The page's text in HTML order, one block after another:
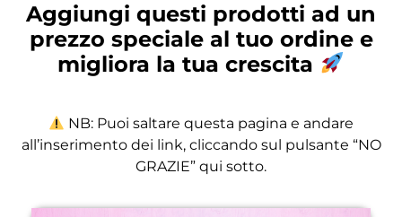
Aggiungi questi prodotti ad un
prezzo speciale al tuo ordine e
migliora la tua crescita
NB: Puoi saltare questa pagina e andare
all’inserimento dei link, cliccando sul pulsante “NO
GRAZIE” qui sotto.